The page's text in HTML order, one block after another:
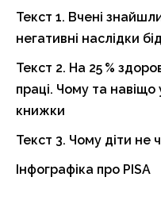
Текст 1. Вчені
негативні наслідки
Текст 2. На 25 %
праці. Чому та
книжки
Текст 3. Чому діти не
Інфографіка про PISA